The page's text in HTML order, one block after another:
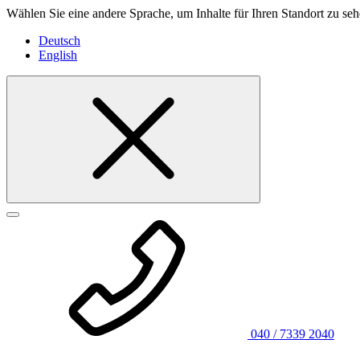
Wählen Sie eine andere Sprache, um Inhalte für Ihren Standort zu
Deutsch
English
040 / 7339 2040